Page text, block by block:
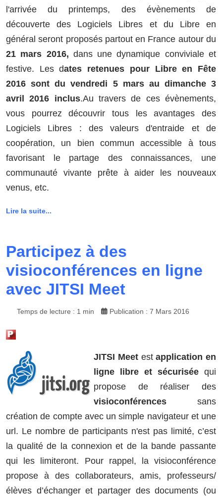
l'arrivée du printemps, des évènements de
découverte des Logiciels Libres et du Libre en
général seront proposés partout en France autour du
21 mars 2016, dans une dynamique conviviale et
festive. Les dates retenues pour Libre en Fête
2016 sont du vendredi 5 mars au dimanche 3
avril 2016 inclus.Au travers de ces évènements,
vous pourrez découvrir tous les avantages des
Logiciels Libres : des valeurs d'entraide et de
coopération, un bien commun accessible à tous
favorisant le partage des connaissances, une
communauté vivante prête à aider les nouveaux
venus, etc.
Lire la suite...
Participez à des
visioconférences en ligne
avec JITSI Meet
Temps de lecture : 1 min Publication : 7 Mars 2016
JITSI Meetestapplication en
ligne libre et sécurisée qui
propose de réaliser des
visioconférences sans
création de compte avec un simple navigateur et une
url. Le nombre de participants n'est pas limité, c’est
la qualité de la connexion et de la bande passante
qui les limiteront. Pour rappel, la visioconférence
propose à des collaborateurs, amis, professeurs/
élèves d’échanger et partager des documents (ou